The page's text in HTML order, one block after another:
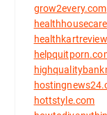
grow2every.com
hottstyle.com